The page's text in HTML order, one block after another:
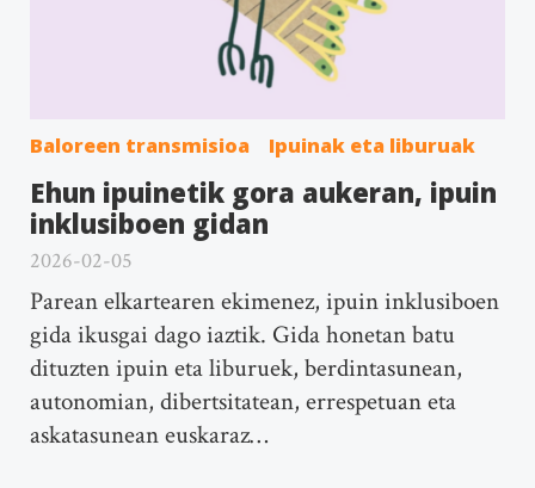
Baloreen transmisioa Ipuinak eta liburuak
Ehun ipuinetik gora aukeran, ipuin
inklusiboen gidan
2026-02-05
Parean elkartearen ekimenez, ipuin inklusiboen
gida ikusgai dago iaztik. Gida honetan batu
dituzten ipuin eta liburuek, berdintasunean,
autonomian, dibertsitatean, errespetuan eta
askatasunean euskaraz…